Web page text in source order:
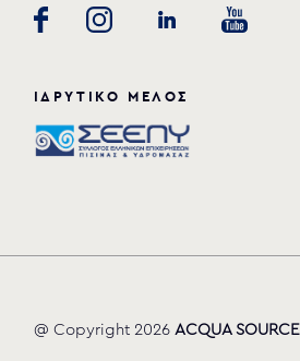
ΙΔΡΥΤΙΚΟ ΜΕΛΟΣ
@ Copyright 2026 ACQUA SOURCE